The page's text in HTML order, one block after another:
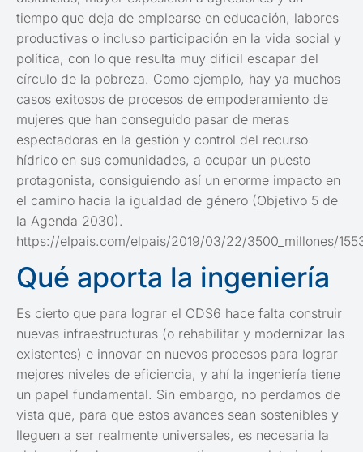
tiempo que deja de emplearse en educación, labores
productivas o incluso participación en la vida social y
política, con lo que resulta muy difícil escapar del
círculo de la pobreza. Como ejemplo, hay ya muchos
casos exitosos de procesos de empoderamiento de
mujeres que han conseguido pasar de meras
espectadoras en la gestión y control del recurso
hídrico en sus comunidades, a ocupar un puesto
protagonista, consiguiendo así un enorme impacto en
el camino hacia la igualdad de género (Objetivo 5 de
la Agenda 2030).
https://elpais.com/elpais/2019/03/22/3500_millones/
Qué aporta la ingeniería
Es cierto que para lograr el ODS6 hace falta construir
nuevas infraestructuras (o rehabilitar y modernizar las
existentes) e innovar en nuevos procesos para lograr
mejores niveles de eficiencia, y ahí la ingeniería tiene
un papel fundamental. Sin embargo, no perdamos de
vista que, para que estos avances sean sostenibles y
lleguen a ser realmente universales, es necesaria la